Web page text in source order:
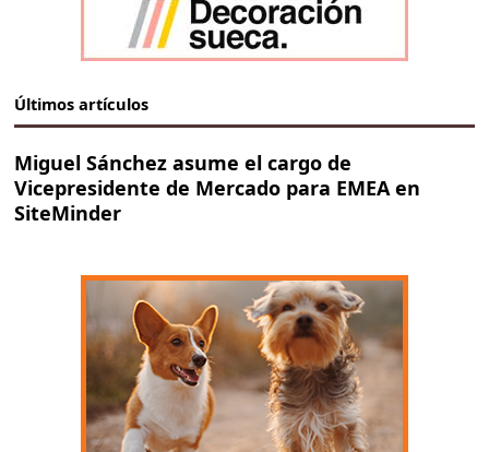
Últimos artículos
Miguel Sánchez asume el cargo de
Vicepresidente de Mercado para EMEA en
SiteMinder